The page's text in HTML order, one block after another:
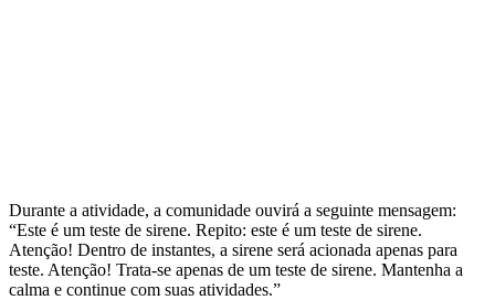
Durante a atividade, a comunidade ouvirá a seguinte mensagem:
“Este é um teste de sirene. Repito: este é um teste de sirene.
Atenção! Dentro de instantes, a sirene será acionada apenas para
teste. Atenção! Trata-se apenas de um teste de sirene. Mantenha a
calma e continue com suas atividades.”